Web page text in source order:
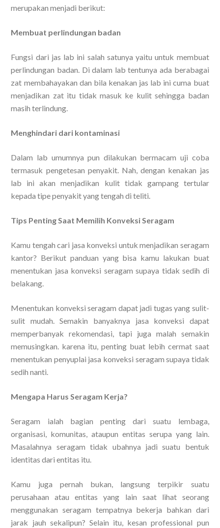
merupakan menjadi berikut:
Membuat perlindungan badan
Fungsi dari jas lab ini salah satunya yaitu untuk membuat
perlindungan badan. Di dalam lab tentunya ada berabagai
zat membahayakan dan bila kenakan jas lab ini cuma buat
menjadikan zat itu tidak masuk ke kulit sehingga badan
masih terlindung.
Menghindari dari kontaminasi
Dalam lab umumnya pun dilakukan bermacam uji coba
termasuk pengetesan penyakit. Nah, dengan kenakan jas
lab ini akan menjadikan kulit tidak gampang tertular
kepada tipe penyakit yang tengah di teliti.
Tips Penting Saat Memilih Konveksi Seragam
Kamu tengah cari jasa konveksi untuk menjadikan seragam
kantor? Berikut panduan yang bisa kamu lakukan buat
menentukan jasa konveksi seragam supaya tidak sedih di
belakang.
Menentukan konveksi seragam dapat jadi tugas yang sulit-
sulit mudah. Semakin banyaknya jasa konveksi dapat
memperbanyak rekomendasi, tapi juga malah semakin
memusingkan. karena itu, penting buat lebih cermat saat
menentukan penyuplai jasa konveksi seragam supaya tidak
sedih nanti.
Mengapa Harus Seragam Kerja?
Seragam ialah bagian penting dari suatu lembaga,
organisasi, komunitas, ataupun entitas serupa yang lain.
Masalahnya seragam tidak ubahnya jadi suatu bentuk
identitas dari entitas itu.
Kamu juga pernah bukan, langsung terpikir suatu
perusahaan atau entitas yang lain saat lihat seorang
menggunakan seragam tempatnya bekerja bahkan dari
jarak jauh sekalipun? Selain itu, kesan professional pun